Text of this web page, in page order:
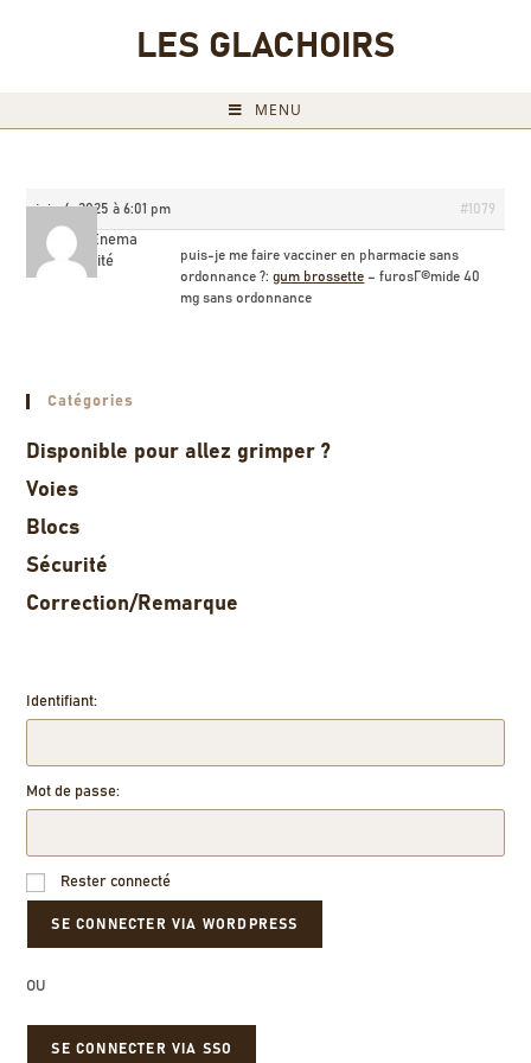
LES GLACHOIRS
MENU
juin 4, 2025 à 6:01 pm #1079
MichaelEnema
Invité
puis-je me faire vacciner en pharmacie sans
ordonnance ?:gum brossette – furosГ©mide 40
mg sans ordonnance
Catégories
Disponible pour allez grimper ?
Voies
Blocs
Sécurité
Correction/Remarque
Identifiant:
Mot de passe:
Rester connecté
OU
SE CONNECTER VIA SSO